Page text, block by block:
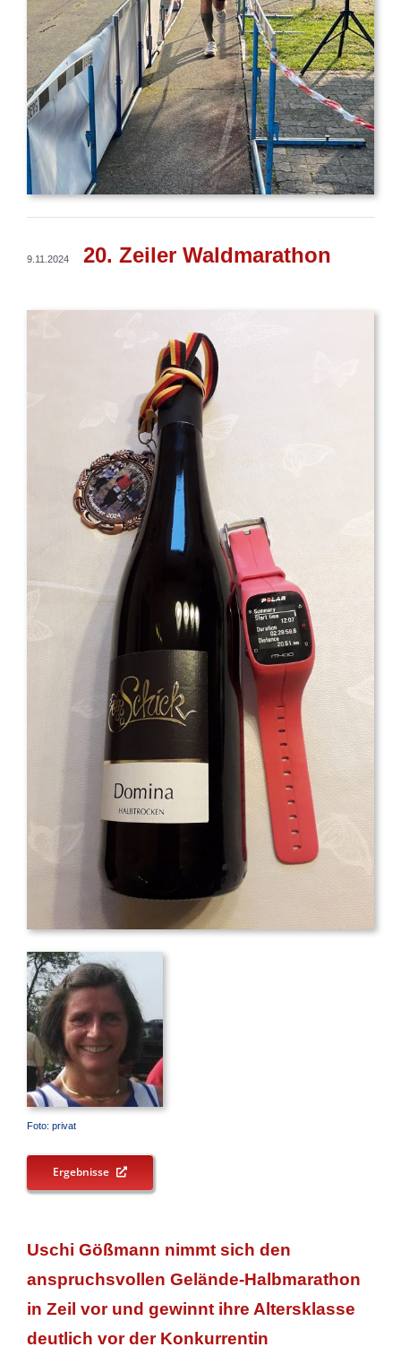
9.11.2024 20. Zeiler Waldmarathon
Foto: privat
Ergebnisse
Uschi Gößmann nimmt sich den
anspruchsvollen Gelände-Halbmarathon
in Zeil vor und gewinnt ihre Altersklasse
deutlich vor der Konkurrentin